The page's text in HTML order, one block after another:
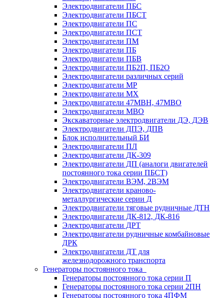
Электродвигатели ПБС
Электродвигатели ПБСТ
Электродвигатели ПС
Электродвигатели ПСТ
Электродвигатели ПМ
Электродвигатели ПБ
Электродвигатели ПБВ
Электродвигатели ПБ2П, ПБ2О
Электродвигатели различных серий
Электродвигатели МР
Электродвигатели MX
Электродвигатели 47MBH, 47МВО
Электродвигатели MBO
Экскаваторные электродвигатели ДЭ, ДЭВ
Электродвигатели ДПЭ, ДПВ
Блок исполнительный БИ
Электродвигатели ПЛ
Электродвигатели ДК-309
Электродвигатели ДП (аналоги двигателей
постоянного тока серии ПБСТ)
Электродвигатели ВЭМ, 2ВЭМ
Электродвигатели краново-
металлургические серии Д
Электродвигатели тяговые рудничные ДТН
Электродвигатели ДК-812, ДК-816
Электродвигатели ДРТ
Электродвигатели рудничные комбайновые
ДРК
Электродвигатели ДТ для
железнодорожного транспорта
Генераторы постоянного тока
Генераторы постоянного тока серии П
Генераторы постоянного тока серии 2ПН
Генераторы постоянного тока 4ПФМ